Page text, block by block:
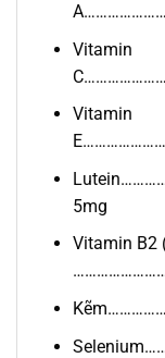
Vitamin
Vitamin
5mg
Vitamin B2